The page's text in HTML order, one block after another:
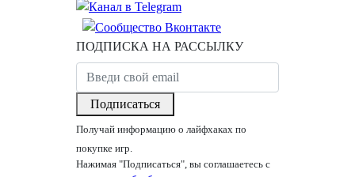
ПОДПИСКА НА РАССЫЛКУ
Подписаться
Получай информацию о лайфхаках по
покупке игр.
Нажимая "Подписаться", вы соглашаетесь с